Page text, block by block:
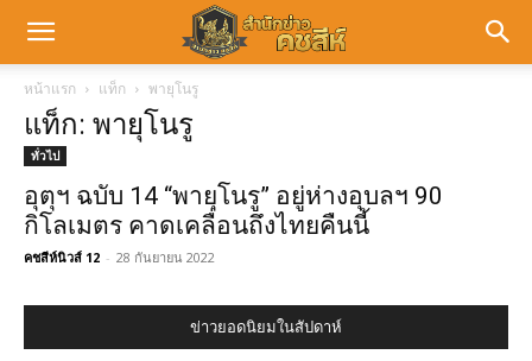
หน้าแรก แท็ก พายุโนรู
แท็ก: พายุโนรู
ทั่วไป
อุตุฯ ฉบับ 14 “พายุโนรู” อยู่ห่างอุบลฯ 90
กิโลเมตร คาดเคลื่อนถึงไทยคืนนี้
คชสีห์นิวส์ 12 - 28 กันยายน 2022
ข่าวยอดนิยมในสัปดาห์